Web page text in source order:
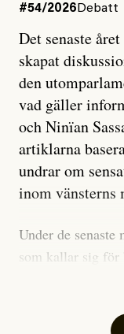
#54/2026 Debatt
Det senaste
skapat
den
vad gäller
och Ninïan
artiklarna
undrar om
inom vänsterns
Under de
som kallar sig för
skriver för? Vad